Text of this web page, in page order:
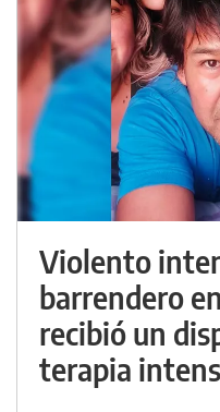
Violento
barrendero
recibió un
terapia